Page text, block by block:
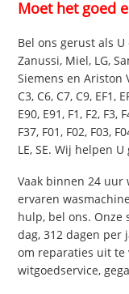
Moet het goed
Bel ons gerust als
Zanussi, Miel, LG,
Siemens en Ariston
C3, C6, C7, C9, EF1,
E90, E91, F1, F2, F3,
F37, F01, F02, F03,
LE, SE. Wij helpen
Vaak binnen 24 uur
ervaren
hulp, bel ons.
dag, 312 dagen
om reparaties uit te
witgoedservice,